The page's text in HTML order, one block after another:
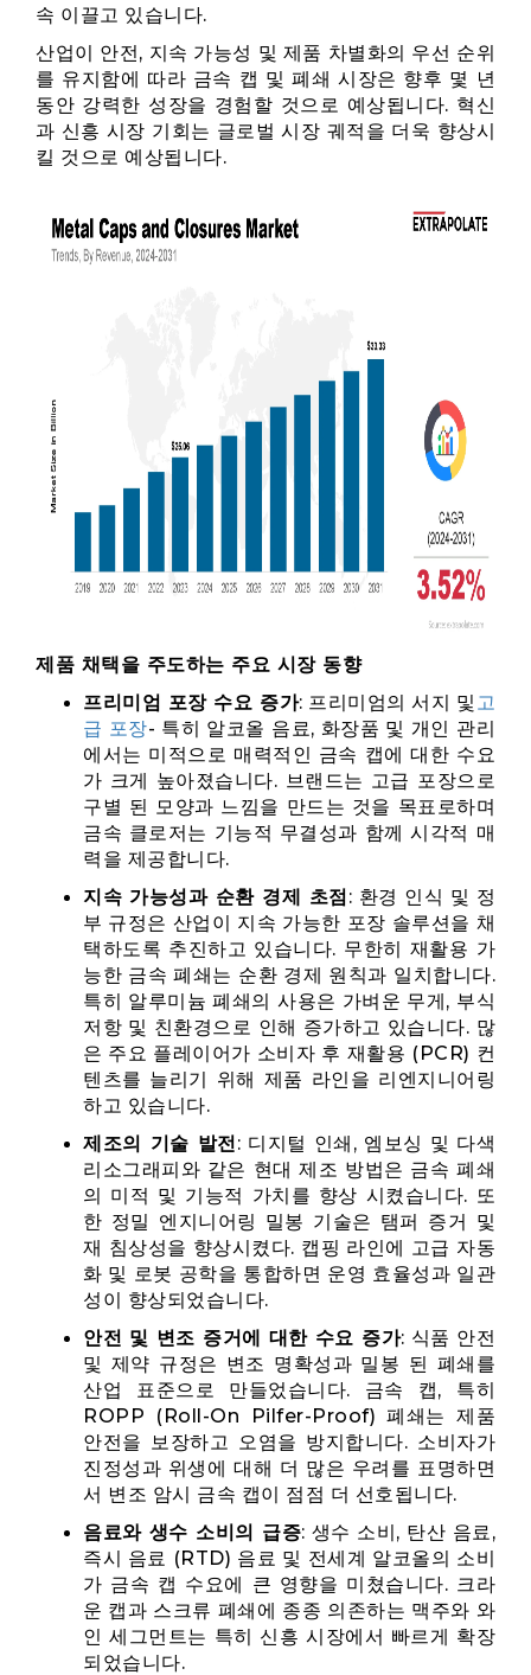
속 이끌고 있습니다.
산업이 안전, 지속 가능성 및 제품 차별화의 우선 순위
를 유지함에 따라 금속 캡 및 폐쇄 시장은 향후 몇 년
동안 강력한 성장을 경험할 것으로 예상됩니다. 혁신
과 신흥 시장 기회는 글로벌 시장 궤적을 더욱 향상시
킬 것으로 예상됩니다.
제품 채택을 주도하는 주요 시장 동향
프리미엄 포장 수요 증가: 프리미엄의 서지 및 고
급 포장- 특히 알코올 음료, 화장품 및 개인 관리
에서는 미적으로 매력적인 금속 캡에 대한 수요
가 크게 높아졌습니다. 브랜드는 고급 포장으로
구별 된 모양과 느낌을 만드는 것을 목표로하며
금속 클로저는 기능적 무결성과 함께 시각적 매
력을 제공합니다.
지속 가능성과 순환 경제 초점 : 환경 인식 및 정
부 규정은 산업이 지속 가능한 포장 솔루션을 채
택하도록 추진하고 있습니다. 무한히 재활용 가
능한 금속 폐쇄는 순환 경제 원칙과 일치합니다.
특히 알루미늄 폐쇄의 사용은 가벼운 무게, 부식
저항 및 친환경으로 인해 증가하고 있습니다. 많
은 주요 플레이어가 소비자 후 재활용 (PCR) 컨
텐츠를 늘리기 위해 제품 라인을 리엔지니어링
하고 있습니다.
제조의 기술 발전: 디지털 인쇄, 엠보싱 및 다색
리소그래피와 같은 현대 제조 방법은 금속 폐쇄
의 미적 및 기능적 가치를 향상 시켰습니다. 또
한 정밀 엔지니어링 밀봉 기술은 탬퍼 증거 및
재 침상성을 향상시켰다. 캡핑 라인에 고급 자동
화 및 로봇 공학을 통합하면 운영 효율성과 일관
성이 향상되었습니다.
안전 및 변조 증거에 대한 수요 증가: 식품 안전
및 제약 규정은 변조 명확성과 밀봉 된 폐쇄를
산업 표준으로 만들었습니다. 금속 캡, 특히
ROPP (Roll-On Pilfer-Proof) 폐쇄는 제품
안전을 보장하고 오염을 방지합니다. 소비자가
진정성과 위생에 대해 더 많은 우려를 표명하면
서 변조 암시 금속 캡이 점점 더 선호됩니다.
음료와 생수 소비의 급증: 생수 소비, 탄산 음료,
즉시 음료 (RTD) 음료 및 전세계 알코올의 소비
가 금속 캡 수요에 큰 영향을 미쳤습니다. 크라
운 캡과 스크류 폐쇄에 종종 의존하는 맥주와 와
인 세그먼트는 특히 신흥 시장에서 빠르게 확장
되었습니다.